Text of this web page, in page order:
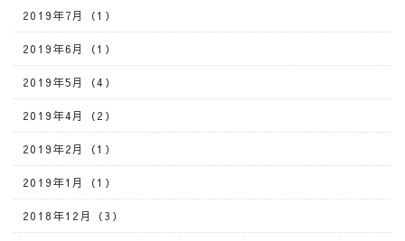
2019年7月（1）
2019年6月（1）
2019年5月（4）
2019年4月（2）
2019年2月（1）
2019年1月（1）
2018年12月（3）